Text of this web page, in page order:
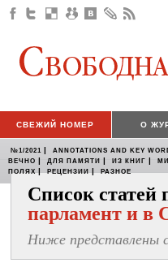
СВЕЖИЙ НОМЕР О
№1/2021 | ANNOTATIONS AND KEY
ВЕЧНО | ДЛЯ ПАМЯТИ | ИЗ КНИГ |
ПОЛЯХ | РЕЦЕНЗИИ | РАЗНОЕ
Список статей
парламент и в
Ниже представлены